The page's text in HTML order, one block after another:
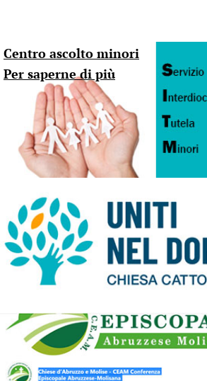
Centro ascolto minori
Per saperne di più